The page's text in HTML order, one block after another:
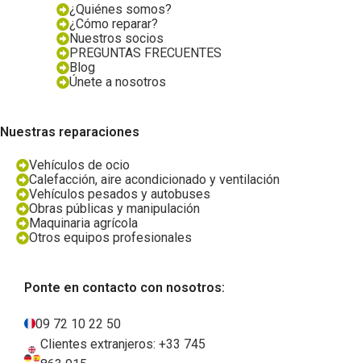
¿Quiénes somos?
¿Cómo reparar?
Nuestros socios
PREGUNTAS FRECUENTES
Blog
Únete a nosotros
Nuestras reparaciones
Vehículos de ocio
Calefacción, aire acondicionado y ventilación
Vehículos pesados y autobuses
Obras públicas y manipulación
Maquinaria agrícola
Otros equipos profesionales
Ponte en contacto con nosotros:
09 72 10 22 50
Clientes extranjeros: +33 745